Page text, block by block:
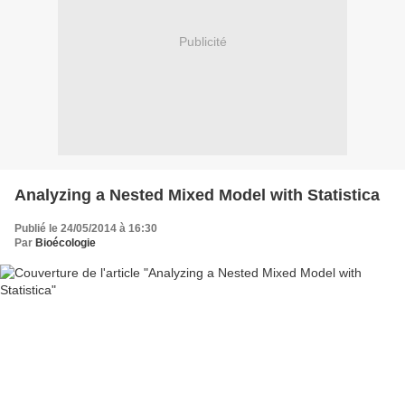
Publicité
Analyzing a Nested Mixed Model with Statistica
Publié le 24/05/2014 à 16:30
Par Bioécologie